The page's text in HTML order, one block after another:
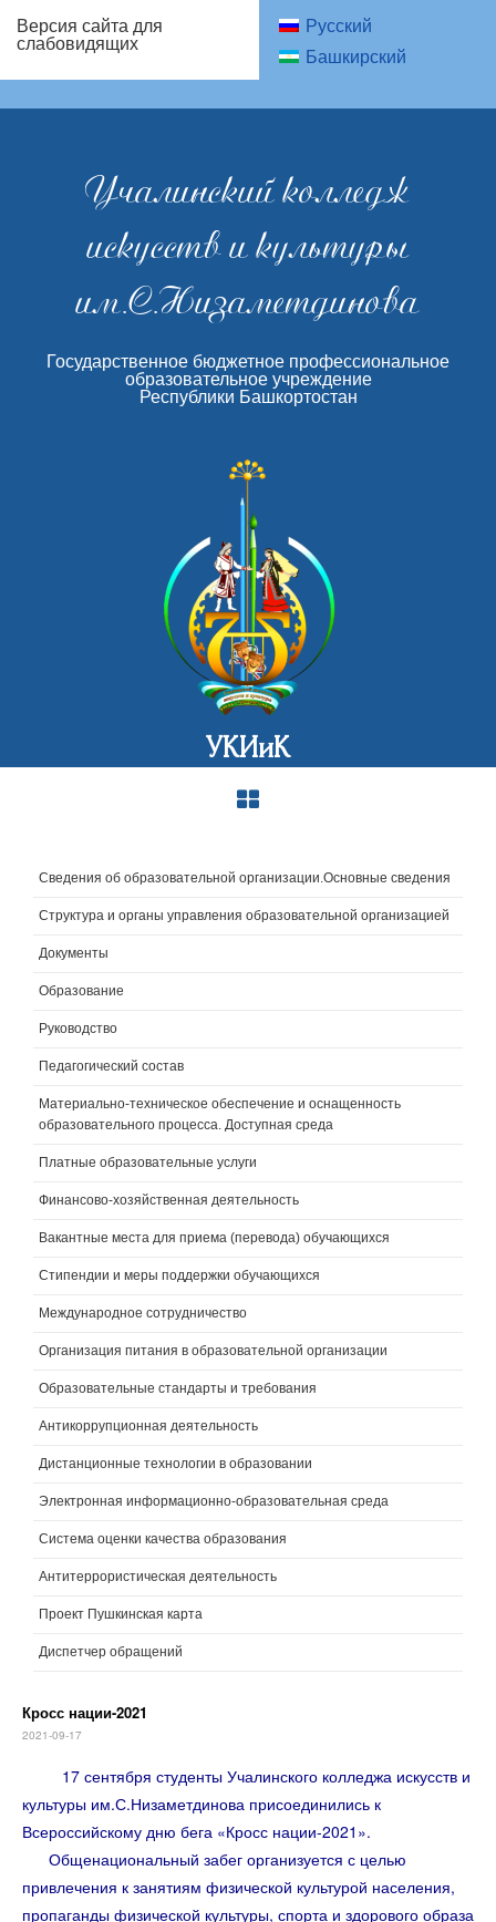
Версия сайта для
слабовидящих
Русский
Башкирский
Учалинский колледж
искусств и культуры
им.С.Низаметдинова
Государственное бюджетное профессиональное
образовательное учреждение
Республики Башкортостан
УКИиК
Сведения об образовательной организации.Основные сведения
Структура и органы управления образовательной организацией
Документы
Образование
Руководство
Педагогический состав
Материально-техническое обеспечение и оснащенность
образовательного процесса. Доступная среда
Платные образовательные услуги
Финансово-хозяйственная деятельность
Вакантные места для приема (перевода) обучающихся
Стипендии и меры поддержки обучающихся
Международное сотрудничество
Организация питания в образовательной организации
Образовательные стандарты и требования
Антикоррупционная деятельность
Дистанционные технологии в образовании
Электронная информационно-образовательная среда
Система оценки качества образования
Антитеррористическая деятельность
Проект Пушкинская карта
Диспетчер обращений
Кросс нации-2021
2021-09-17
17 сентября студенты Учалинского колледжа искусств и
культуры им.С.Низаметдинова присоединились к
Всероссийскому дню бега «Кросс нации-2021».
Общенациональный забег организуется с целью
привлечения к занятиям физической культурой населения,
пропаганды физической культуры, спорта и здорового образа